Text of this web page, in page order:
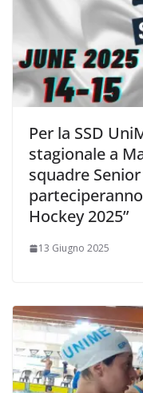
Per la SSD
stagionale a
squadre
Hockey 2025”
13 Giugno 2025